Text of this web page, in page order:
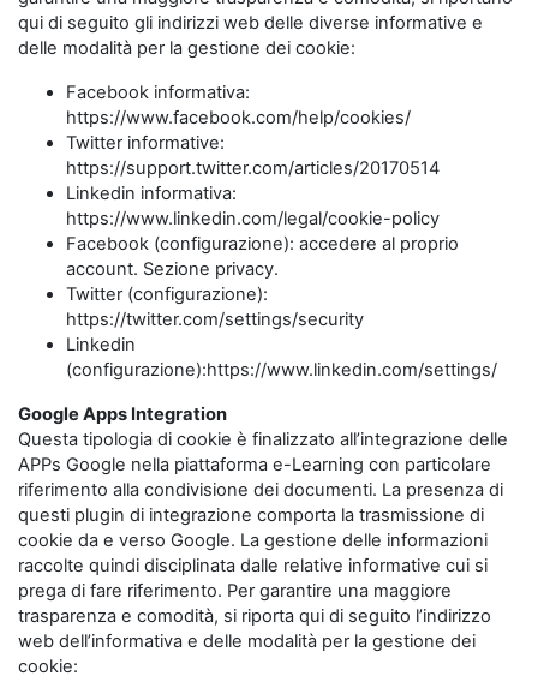
qui di seguito gli indirizzi web delle diverse informative e
delle modalità per la gestione dei cookie:
Facebook informativa:
https://www.facebook.com/help/cookies/
Twitter informative:
https://support.twitter.com/articles/20170514
Linkedin informativa:
https://www.linkedin.com/legal/cookie-policy
Facebook (configurazione): accedere al proprio
account. Sezione privacy.
Twitter (configurazione):
https://twitter.com/settings/security
Linkedin
(configurazione):https://www.linkedin.com/settings/
Google Apps Integration
Questa tipologia di cookie è finalizzato all’integrazione delle
APPs Google nella piattaforma e-Learning con particolare
riferimento alla condivisione dei documenti. La presenza di
questi plugin di integrazione comporta la trasmissione di
cookie da e verso Google. La gestione delle informazioni
raccolte quindi disciplinata dalle relative informative cui si
prega di fare riferimento. Per garantire una maggiore
trasparenza e comodità, si riporta qui di seguito l’indirizzo
web dell’informativa e delle modalità per la gestione dei
cookie: